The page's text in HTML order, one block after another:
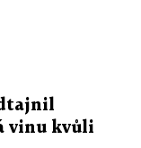
vinu kvůli